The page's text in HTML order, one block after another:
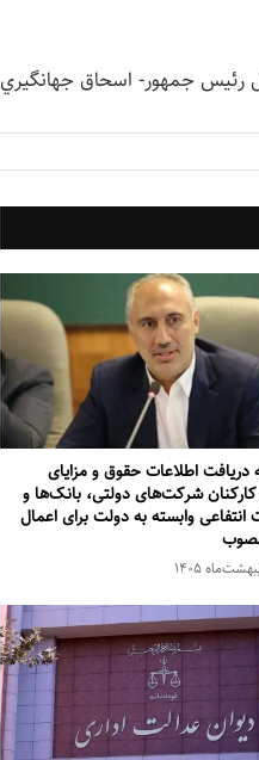
رئیس جمهور- اسحاق جهانگیري
دریافت اطلاعات حقوق و مزایای
کارکنان شرکت‌های دولتی، بانک‌ها و
وابسته به دولت برای اعمال